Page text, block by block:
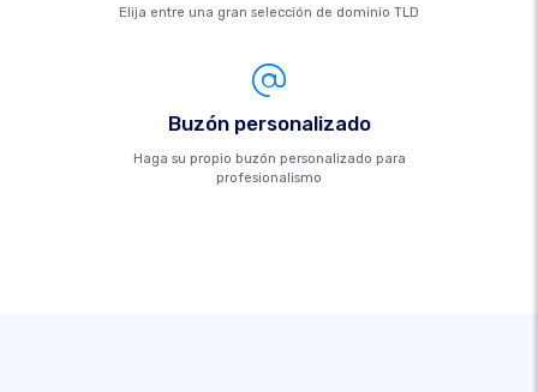
Elija entre una gran selección de dominio TLD
Buzón personalizado
Haga su propio buzón personalizado para
profesionalismo